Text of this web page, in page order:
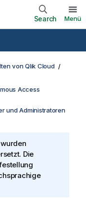
Search Menü
von Qlik Cloud
Access
und Administratoren
Die